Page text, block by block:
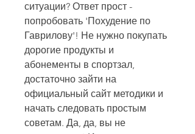
ситуации? Ответ прост -
попробовать 'Похудение по
Гаврилову'! Не нужно покупать
дорогие продукты и
абонементы в спортзал,
достаточно зайти на
официальный сайт методики и
начать следовать простым
советам. Да, да, вы не